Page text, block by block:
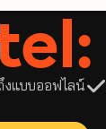
งแบบออฟไลน์